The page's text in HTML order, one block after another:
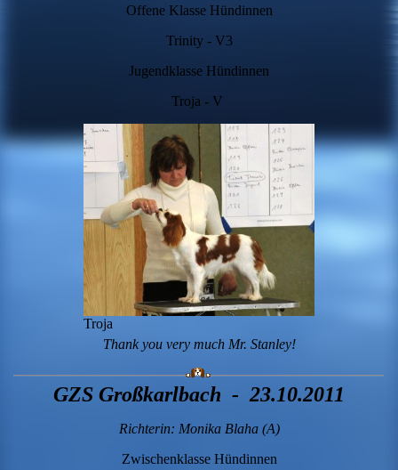
Offene Klasse Hündinnen
Trinity - V3
Jugendklasse Hündinnen
Troja - V
Troja
Thank you very much Mr. Stanley!
GZS Großkarlbach - 23.10.2011
Richterin: Monika Blaha (A)
Zwischenklasse Hündinnen